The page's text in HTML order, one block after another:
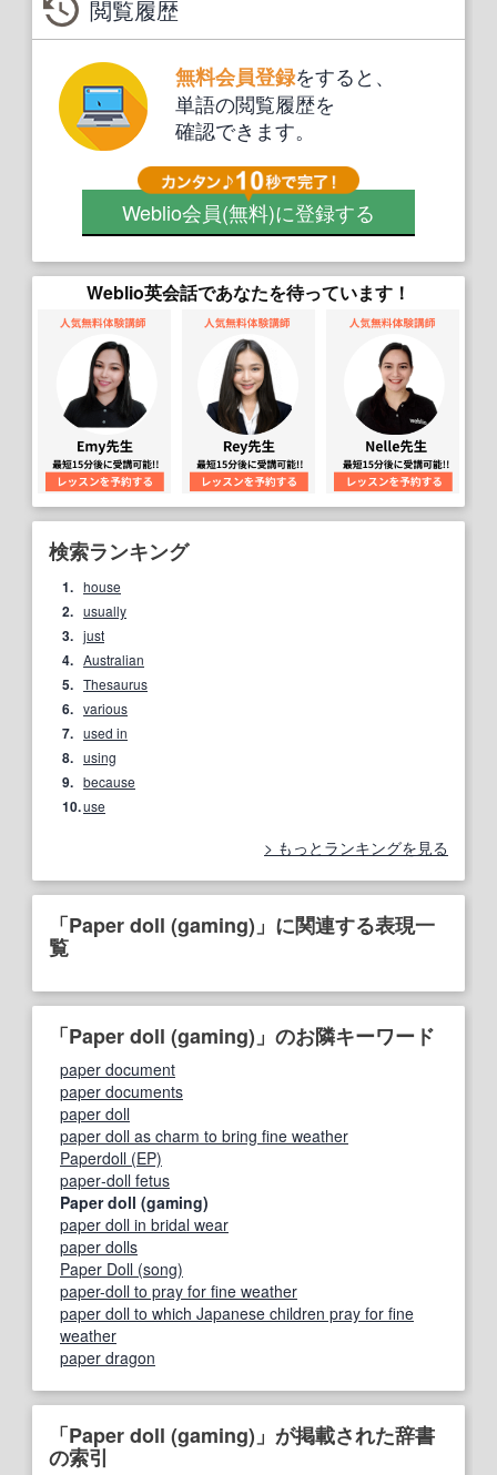
閲覧履歴
無料会員登録をすると、
単語の閲覧履歴を
確認できます。
Weblio会員(無料)に登録する
Weblio英会話であなたを待っています！
検索ランキング
1. house
2. usually
3. just
4. Australian
5. Thesaurus
6. various
7. used in
8. using
9. because
10.use
もっとランキングを見る
「Paper doll (gaming)」に関連する表現一
覧
「Paper doll (gaming)」のお隣キーワード
paper document
paper documents
paper doll
paper doll as charm to bring fine weather
Paperdoll (EP)
paper‐doll fetus
Paper doll (gaming)
paper doll in bridal wear
paper dolls
Paper Doll (song)
paper-doll to pray for fine weather
paper doll to which Japanese children pray for fine
weather
paper dragon
「Paper doll (gaming)」が掲載された辞書
の索引